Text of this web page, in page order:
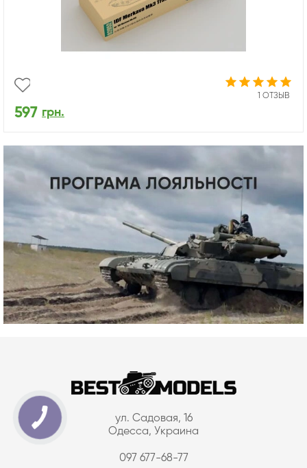
1 ОТЗЫВ
597 грн.
ул. Садовая, 16
Одесса, Украина
097 677-68-77